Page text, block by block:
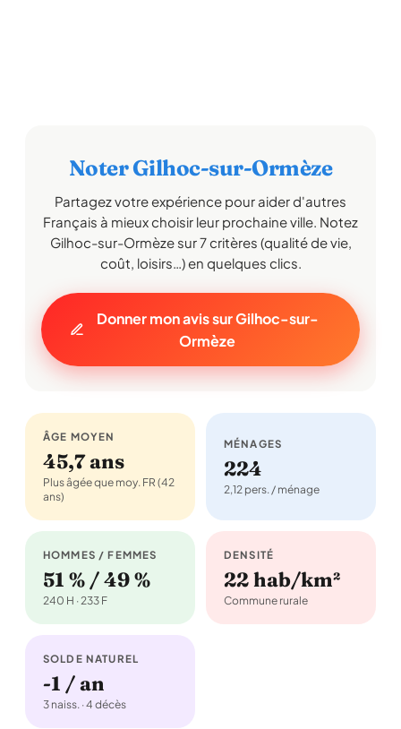
Noter Gilhoc-sur-Ormèze
Partagez votre expérience pour aider d'autres
Français à mieux choisir leur prochaine ville. Notez
Gilhoc-sur-Ormèze sur 7 critères (qualité de vie,
coût, loisirs…) en quelques clics.
Donner mon avis sur Gilhoc-sur-
Ormèze
ÂGE MOYEN
45,7 ans
Plus âgée que moy. FR (42
ans)
MÉNAGES
224
2,12 pers. / ménage
HOMMES / FEMMES
51 % / 49 %
240 H · 233 F
DENSITÉ
22 hab/km²
Commune rurale
SOLDE NATUREL
-1 / an
3 naiss. · 4 décès